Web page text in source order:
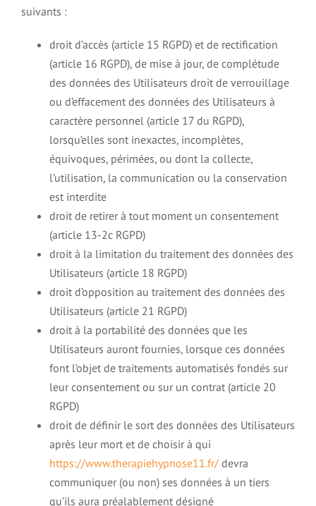
suivants :
droit d’accès (article 15 RGPD) et de rectification
(article 16 RGPD), de mise à jour, de complétude
des données des Utilisateurs droit de verrouillage
ou d’effacement des données des Utilisateurs à
caractère personnel (article 17 du RGPD),
lorsqu’elles sont inexactes, incomplètes,
équivoques, périmées, ou dont la collecte,
l’utilisation, la communication ou la conservation
est interdite
droit de retirer à tout moment un consentement
(article 13-2c RGPD)
droit à la limitation du traitement des données des
Utilisateurs (article 18 RGPD)
droit d’opposition au traitement des données des
Utilisateurs (article 21 RGPD)
droit à la portabilité des données que les
Utilisateurs auront fournies, lorsque ces données
font l’objet de traitements automatisés fondés sur
leur consentement ou sur un contrat (article 20
RGPD)
droit de définir le sort des données des Utilisateurs
après leur mort et de choisir à qui
https://www.therapiehypnose11.fr/devra
communiquer (ou non) ses données à un tiers
qu’ils aura préalablement désigné